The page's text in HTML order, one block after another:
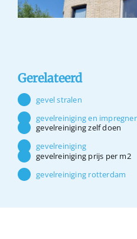
Gerelateerd
gevel stralen
gevelreiniging en
gevelreiniging zelf doen
gevelreiniging
gevelreiniging prijs per m2
gevelreiniging rotterdam